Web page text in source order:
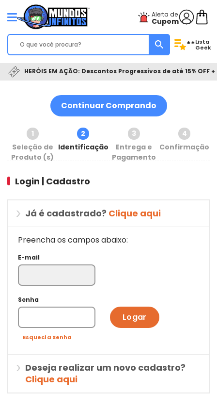
Alerta de
Cupom
**Lista
Geek
HERÓIS EM AÇÃO: Descontos Progressivos de até 15% OFF
Continuar Comprando
1
Seleção de
Produto (s)
2
Identificação
3
Entrega e
Pagamento
4
Confirmação
Login | Cadastro
Já é cadastrado? Clique aqui
Preencha os campos abaixo:
E-mail
Senha
Logar
Esqueci a Senha
Deseja realizar um novo cadastro?
Clique aqui